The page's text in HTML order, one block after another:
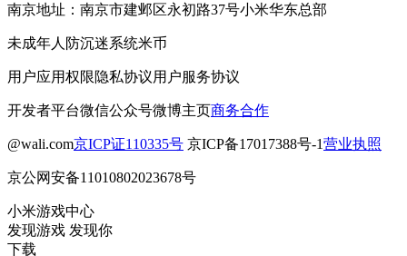
南京地址：南京市建邺区永初路37号小米华东总部
未成年人防沉迷系统米币
用户应用权限隐私协议用户服务协议
开发者平台微信公众号微博主页商务合作
@wali.com京ICP证110335号 京ICP备17017388号-1营业执照
京公网安备11010802023678号
小米游戏中心
发现游戏 发现你
下载